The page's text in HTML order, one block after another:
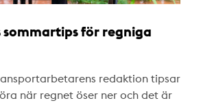
sommartips för regniga
redaktion tipsar
när regnet öser ner och det är